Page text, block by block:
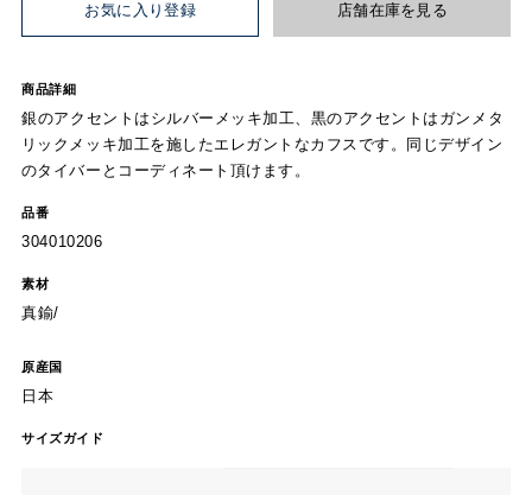
お気に入り登録 店舗在庫を見る
商品詳細
銀のアクセントはシルバーメッキ加工、黒のアクセントはガンメタ
リックメッキ加工を施したエレガントなカフスです。同じデザイン
のタイバーとコーディネート頂けます。
品番
304010206
素材
真鍮/
原産国
日本
サイズガイド